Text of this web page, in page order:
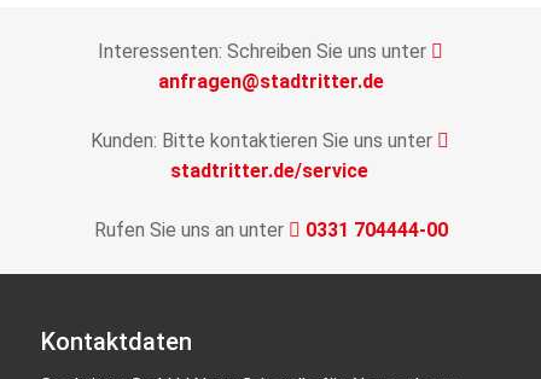
Interessenten: Schreiben Sie uns unter
anfragen@stadtritter.de
Kunden: Bitte kontaktieren Sie uns unter
stadtritter.de/service
Rufen Sie uns an unter 0331 704444-00
Kontaktdaten